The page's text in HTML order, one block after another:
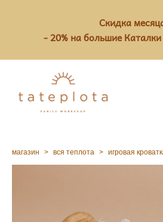
Скидка
- 20% на большие Каталки
магазин > вся теплота > игровая